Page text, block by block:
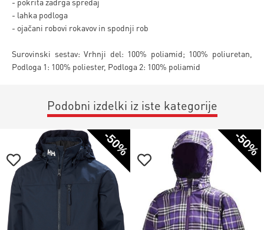
- lahka podloga
- ojačani robovi rokavov in spodnji rob
Surovinski sestav: Vrhnji del: 100% poliamid; 100% poliuretan,
Podloga 1: 100% poliester, Podloga 2: 100% poliamid
Podobni izdelki iz iste kategorije
-50% -50%